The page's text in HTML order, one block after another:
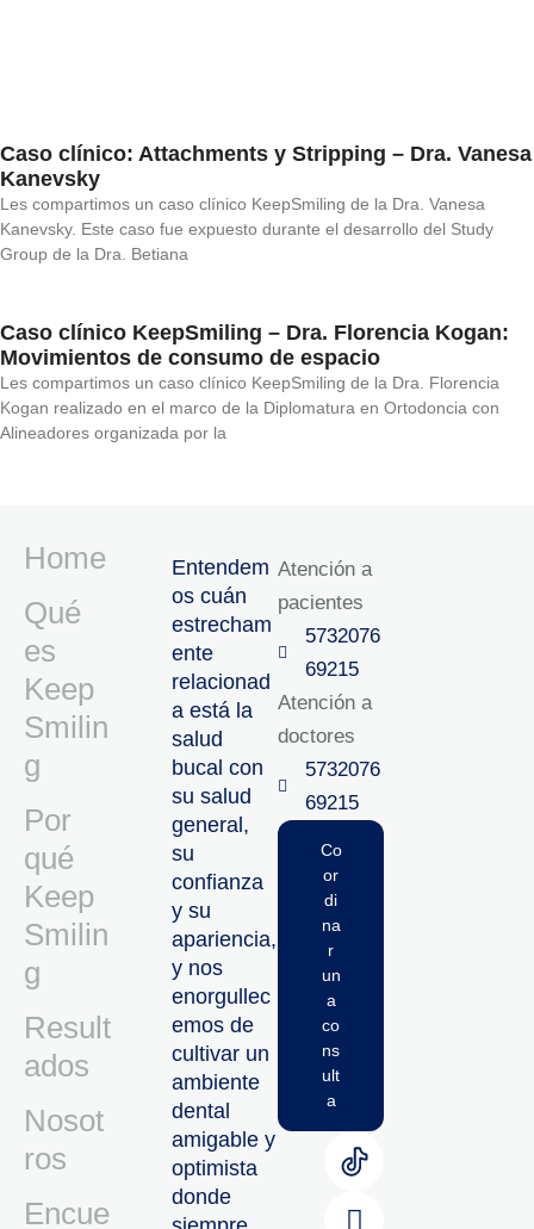
Caso clínico: Attachments y Stripping – Dra. Vanesa
Kanevsky
Les compartimos un caso clínico KeepSmiling de la Dra. Vanesa
Kanevsky. Este caso fue expuesto durante el desarrollo del Study
Group de la Dra. Betiana
Caso clínico KeepSmiling – Dra. Florencia Kogan:
Movimientos de consumo de espacio
Les compartimos un caso clínico KeepSmiling de la Dra. Florencia
Kogan realizado en el marco de la Diplomatura en Ortodoncia con
Alineadores organizada por la
Home
Qué
es
Keep
Smilin
g
Por
qué
Keep
Smilin
g
Result
ados
Nosot
ros
Encue
Entendem
os cuán
estrecham
ente
relacionad
a está la
salud
bucal con
su salud
general,
su
confianza
y su
apariencia,
y nos
enorgullec
emos de
cultivar un
ambiente
dental
amigable y
optimista
donde
Atención a
pacientes
5732076
69215‬
Atención a
doctores
5732076
69215‬
Co
or
di
na
r
un
a
co
ns
ult
a